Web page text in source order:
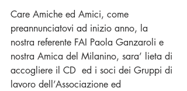
Care Amiche ed Amici, come
preannunciatovi ad inizio anno, la
nostra referente FAI Paola Ganzaroli e
nostra Amica del Milanino, sara’ lieta di
accogliere il CD  ed i soci dei Gruppi di
lavoro dell’Associazione ed